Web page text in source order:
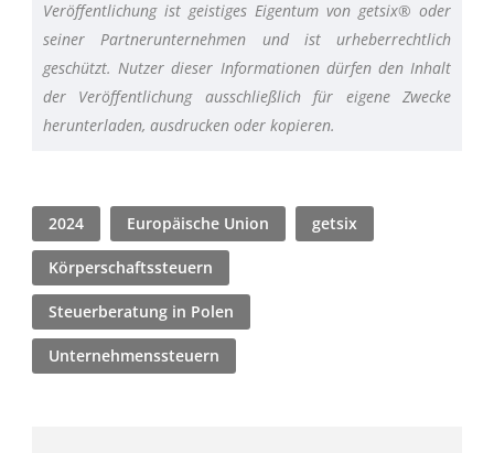
Veröffentlichung ist geistiges Eigentum von getsix® oder
seiner Partnerunternehmen und ist urheberrechtlich
geschützt. Nutzer dieser Informationen dürfen den Inhalt
der Veröffentlichung ausschließlich für eigene Zwecke
herunterladen, ausdrucken oder kopieren.
2024 Europäische Union getsix
Körperschaftssteuern
Steuerberatung in Polen
Unternehmenssteuern